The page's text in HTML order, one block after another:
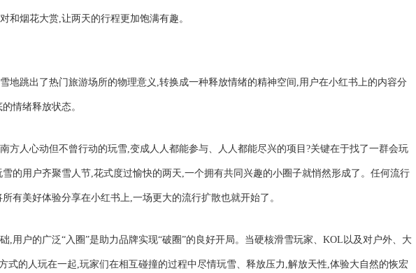
和烟花大赏,让两天的行程更加饱满有趣。
地跳出了热门旅游场所的物理意义,转换成一种释放情绪的精神空间,用户在小红书上的内容分
情绪释放状态。
方人心动但不曾行动的玩雪,变成人人都能参与、人人都能尽兴的项目?关键在于找了一群会玩
的用户齐聚雪人节,花式度过愉快的两天,一个拥有共同兴趣的小圈子就悄然形成了。任何流行
有美好体验分享在小红书上,一场更大的流行扩散也就开始了。
,用户的广泛“入圈”是助力品牌实现“破圈”的良好开局。当硬核滑雪玩家、KOL以及对户外、大
式的人玩在一起,玩家们在相互碰撞的过程中尽情玩雪、释放压力,解放天性,体验大自然的恢宏